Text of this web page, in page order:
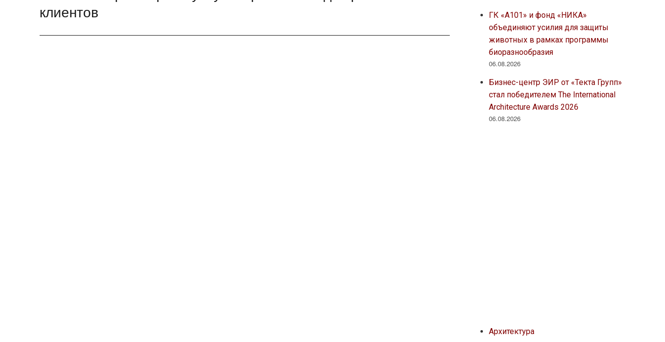
клиентов
ГК «А101» и фонд «НИКА»
объединяют усилия для защиты
животных в рамках программы
биоразнообразия
06.08.2026
Бизнес-центр ЭИР от «Текта Групп»
стал победителем The International
Architecture Awards 2026
06.08.2026
Архитектура